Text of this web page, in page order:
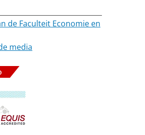
de Faculteit Economie en
media